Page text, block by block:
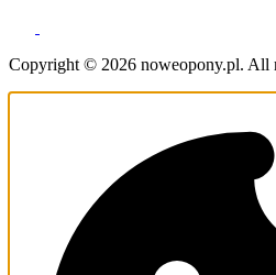
Copyright © 2026 noweopony.pl. All